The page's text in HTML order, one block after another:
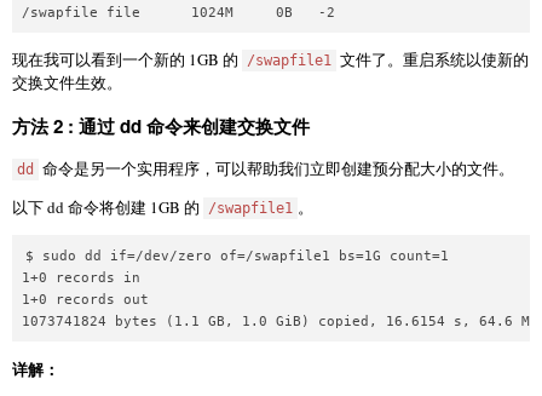
现在我可以看到一个新的 1GB 的 /swapfile1
文件了。重启系统以使新的
交换文件生效。
方法 2 : 通过 dd 命令来创建交换文件
dd
命令是另一个实用程序，可以帮助我们立即创建预分配大小的文件。
以下 dd 命令将创建 1GB 的
/swapfile1 。
$ sudo dd if=/dev/zero of=/swapfile1 bs=1G count=1
1+0 records in
1+0 records out
详解：